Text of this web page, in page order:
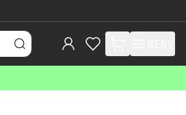
items in cart, view